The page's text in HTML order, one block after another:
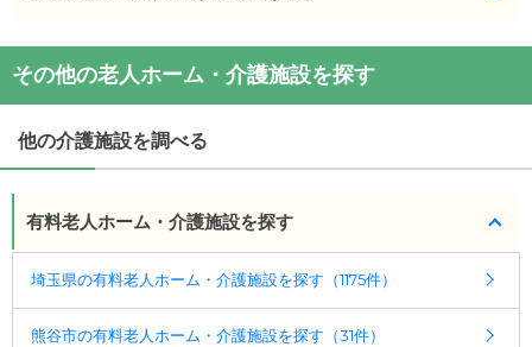
はい、可能です。
その他の老人ホーム・介護施設を探す
他の介護施設を調べる
有料老人ホーム・介護施設を探す
埼玉県の有料老人ホーム・介護施設を探す（1175件）
熊谷市の有料老人ホーム・介護施設を探す（31件）